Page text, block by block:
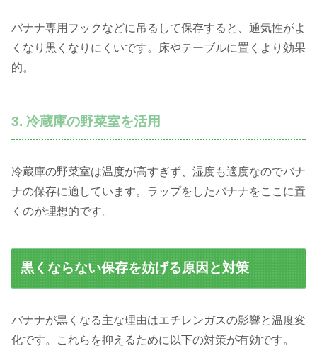
バナナ専用フックなどに吊るして保存すると、通気性がよ
くなり黒くなりにくいです。床やテーブルに置くより効果
的。
3. 冷蔵庫の野菜室を活用
冷蔵庫の野菜室は温度が高すぎず、湿度も適度なのでバナ
ナの保存に適しています。ラップをしたバナナをここに置
くのが理想的です。
黒くならない保存を妨げる原因と対策
バナナが黒くなる主な理由はエチレンガスの影響と温度変
化です。これらを抑えるために以下の対策が有効です。